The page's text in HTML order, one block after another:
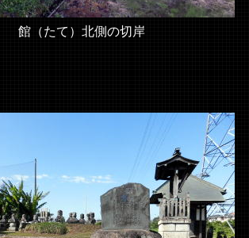
館（たて）北側の切岸